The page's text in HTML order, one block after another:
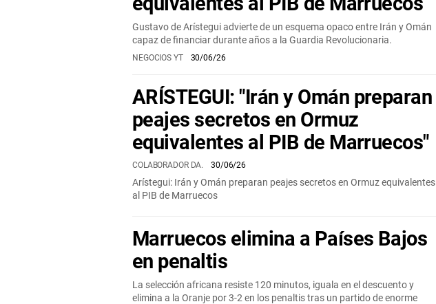
Gustavo de Arístegui advierte de un esquema opaco entre Irán y Omán
capaz de financiar durante años a la Guardia Revolucionaria.
NEGOCIOS YT 30/06/26
ARÍSTEGUI: "Irán y Omán preparan
peajes secretos en Ormuz
equivalentes al PIB de Marruecos"
COLABORADOR DA. 30/06/26
Arístegui: Irán y Omán preparan peajes secretos en Ormuz equivalentes
al PIB de Marruecos
Marruecos elimina a Países Bajos
en penaltis
La selección africana resiste 120 minutos, iguala en el descuento y
elimina a la Oranje por 3-2 en los penaltis tras un partido de enorme